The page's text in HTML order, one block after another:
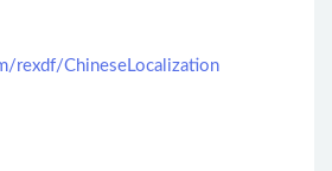
rexdf/ChineseLocalization